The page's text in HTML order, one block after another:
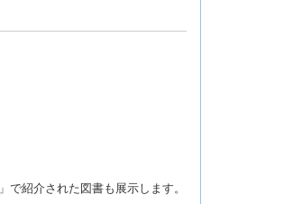
紹介された図書も展示します。